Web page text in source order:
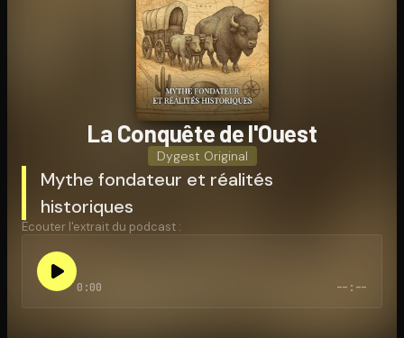
Ouvre l'app Appareil photo, pointe sur le code. C'est gratuit à
La Conquête de l'Ouest
Dygest Original
Mythe fondateur et réalités
historiques
Écouter l'extrait du podcast :
0:00 --:--